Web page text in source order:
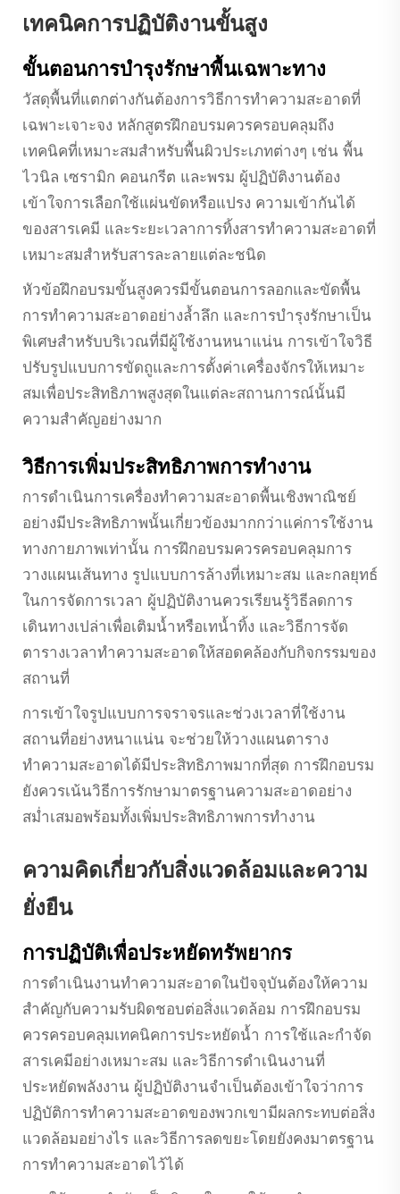
เทคนิคการปฏิบัติงานขั้นสูง
ขั้นตอนการบำรุงรักษาพื้นเฉพาะทาง
วัสดุพื้นที่แตกต่างกันต้องการวิธีการทำความสะอาดที่
เฉพาะเจาะจง หลักสูตรฝึกอบรมควรครอบคลุมถึง
เทคนิคที่เหมาะสมสำหรับพื้นผิวประเภทต่างๆ เช่น พื้น
ไวนิล เซรามิก คอนกรีต และพรม ผู้ปฏิบัติงานต้อง
เข้าใจการเลือกใช้แผ่นขัดหรือแปรง ความเข้ากันได้
ของสารเคมี และระยะเวลาการทิ้งสารทำความสะอาดที่
เหมาะสมสำหรับสารละลายแต่ละชนิด
หัวข้อฝึกอบรมขั้นสูงควรมีขั้นตอนการลอกและขัดพื้น
การทำความสะอาดอย่างล้ำลึก และการบำรุงรักษาเป็น
พิเศษสำหรับบริเวณที่มีผู้ใช้งานหนาแน่น การเข้าใจวิธี
ปรับรูปแบบการขัดถูและการตั้งค่าเครื่องจักรให้เหมาะ
สมเพื่อประสิทธิภาพสูงสุดในแต่ละสถานการณ์นั้นมี
ความสำคัญอย่างมาก
วิธีการเพิ่มประสิทธิภาพการทำงาน
การดำเนินการเครื่องทำความสะอาดพื้นเชิงพาณิชย์
อย่างมีประสิทธิภาพนั้นเกี่ยวข้องมากกว่าแค่การใช้งาน
ทางกายภาพเท่านั้น การฝึกอบรมควรครอบคลุมการ
วางแผนเส้นทาง รูปแบบการล้างที่เหมาะสม และกลยุทธ์
ในการจัดการเวลา ผู้ปฏิบัติงานควรเรียนรู้วิธีลดการ
เดินทางเปล่าเพื่อเติมน้ำหรือเทน้ำทิ้ง และวิธีการจัด
ตารางเวลาทำความสะอาดให้สอดคล้องกับกิจกรรมของ
สถานที่
การเข้าใจรูปแบบการจราจรและช่วงเวลาที่ใช้งาน
สถานที่อย่างหนาแน่น จะช่วยให้วางแผนตาราง
ทำความสะอาดได้มีประสิทธิภาพมากที่สุด การฝึกอบรม
ยังควรเน้นวิธีการรักษามาตรฐานความสะอาดอย่าง
สม่ำเสมอพร้อมทั้งเพิ่มประสิทธิภาพการทำงาน
ความคิดเกี่ยวกับสิ่งแวดล้อมและความ
ยั่งยืน
การปฏิบัติเพื่อประหยัดทรัพยากร
การดำเนินงานทำความสะอาดในปัจจุบันต้องให้ความ
สำคัญกับความรับผิดชอบต่อสิ่งแวดล้อม การฝึกอบรม
ควรครอบคลุมเทคนิคการประหยัดน้ำ การใช้และกำจัด
สารเคมีอย่างเหมาะสม และวิธีการดำเนินงานที่
ประหยัดพลังงาน ผู้ปฏิบัติงานจำเป็นต้องเข้าใจว่าการ
ปฏิบัติการทำความสะอาดของพวกเขามีผลกระทบต่อสิ่ง
แวดล้อมอย่างไร และวิธีการลดขยะโดยยังคงมาตรฐาน
การทำความสะอาดไว้ได้